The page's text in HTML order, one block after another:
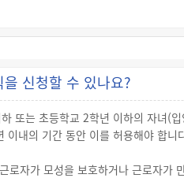
신청할 수 있나요?
또는 초등학교 2학년 이하의 자녀(
이내의 기간 동안 이를 허용해야 합니
자가 모성을 보호하거나 근로자가